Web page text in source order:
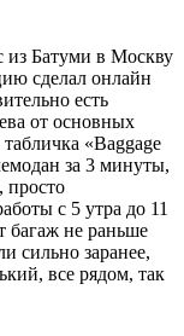
из Батуми в Москву
сделал онлайн
есть
от основных
«Baggage
за 3 минуты,
просто
с 5 утра до 11
багаж не раньше
сильно заранее,
все рядом, так